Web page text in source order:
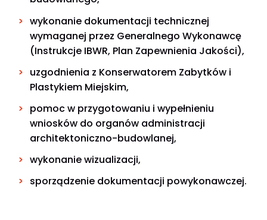
wykonanie dokumentacji technicznej
wymaganej przez Generalnego Wykonawcę
(Instrukcje IBWR, Plan Zapewnienia Jakości),
uzgodnienia z Konserwatorem Zabytków i
Plastykiem Miejskim,
pomoc w przygotowaniu i wypełnieniu
wniosków do organów administracji
architektoniczno-budowlanej,
wykonanie wizualizacji,
sporządzenie dokumentacji powykonawczej.